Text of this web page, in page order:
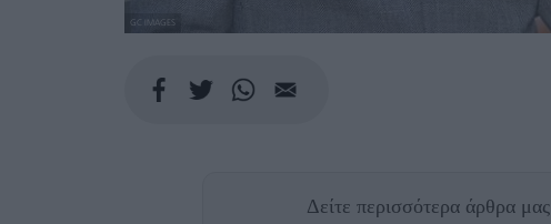
GC IMAGES
Δείτε περισσότερα άρθρα μας